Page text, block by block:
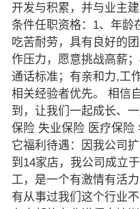
开发与积累，并与业主
条件任职资格：1、年龄
吃苦耐劳，具有良好的
作压力，愿意挑战高薪
通话标准；有亲和力,工
相关经验者优先。 相信
到，让我们一起成长、
保险 失业保险 医疗保险
它福利待遇：因我公司
到14家店，我公司成立
工，是一个有激情有活
有从事过我们这个行业